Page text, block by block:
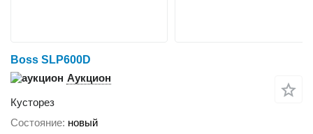
Boss SLP600D
Аукцион
Кусторез
Состояние новый